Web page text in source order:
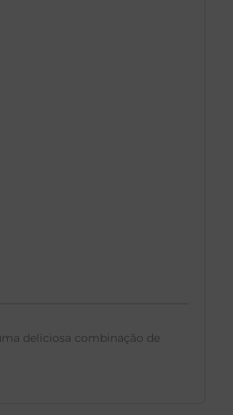
deliciosa combinação de